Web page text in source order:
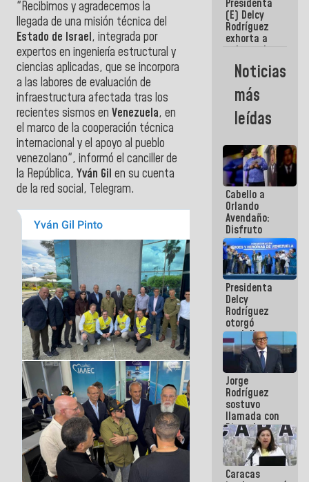
"Recibimos y agradecemos la
llegada de una misión técnica del
Estado de Israel, integrada por
expertos en ingeniería estructural y
ciencias aplicadas, que se incorpora
a las labores de evaluación de
infraestructura afectada tras los
recientes sismos en Venezuela, en
el marco de la cooperación técnica
internacional y el apoyo al pueblo
venezolano", informó el canciller de
la República, Yván Gil en su cuenta
de la red social, Telegram.
Eléctrica y
CORPOELEC
Presidenta
(E) Delcy
Rodríguez
exhorta a
gobernadores
y alcaldes a
edificar
casas para
abuelos
Noticias
más
leídas
Cabello a
Orlando
Avendaño:
Disfruto
cada vez
que escribes
porque lo
que haces
es
embarrarla
Presidenta
Delcy
Rodríguez
otorgó
medalla
"Héroe de
Venezuela"
a servidores
públicos
Jorge
Rodríguez
sostuvo
llamada con
Dinorah
Figuera y
acuerdan
primer
encuentro
Caracas